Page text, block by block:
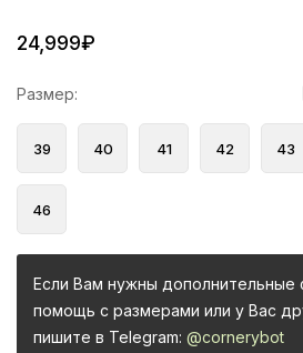
24,999₽
Размер:
39 40 41 42 43
46
Если Вам нужны дополнительные
помощь с размерами или у Вас
пишите в Telegram: @cornerybot